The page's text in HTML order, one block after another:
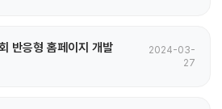
반응형 홈페이지 개발
2024-03-
27